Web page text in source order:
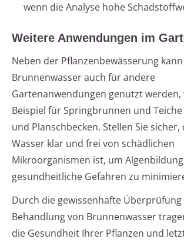
wenn die Analyse hohe
Weitere Anwendungen im
Neben der Pflanzenbewässerung kann
Brunnenwasser auch für andere
Gartenanwendungen genutzt werden,
Beispiel für Springbrunnen und
und Planschbecken. Stellen Sie sicher,
Wasser klar und frei von schädlichen
Mikroorganismen ist, um
gesundheitliche Gefahren zu
Durch die gewissenhafte Überprüfung
Behandlung von Brunnenwasser
die Gesundheit Ihrer Pflanzen und